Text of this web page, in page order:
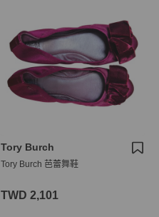
Tory Burch
Tory Burch 芭蕾舞鞋
TWD 2,101